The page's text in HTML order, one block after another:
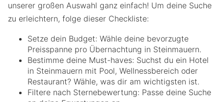
unserer großen Auswahl ganz einfach! Um deine Suche
zu erleichtern, folge dieser Checkliste:
Setze dein Budget: Wähle deine bevorzugte
Preisspanne pro Übernachtung in Steinmauern.
Bestimme deine Must-haves: Suchst du ein Hotel
in Steinmauern mit Pool, Wellnessbereich oder
Restaurant? Wähle, was dir am wichtigsten ist.
Filtere nach Sternebewertung: Passe deine Suche